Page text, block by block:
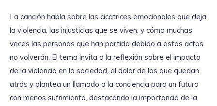
La canción habla sobre las cicatrices emocionales que deja
la violencia, las injusticias que se viven, y cómo muchas
veces las personas que han partido debido a estos actos
no volverán. El tema invita a la reflexión sobre el impacto
de la violencia en la sociedad, el dolor de los que quedan
atrás y plantea un llamado a la conciencia para un futuro
con menos sufrimiento, destacando la importancia de la